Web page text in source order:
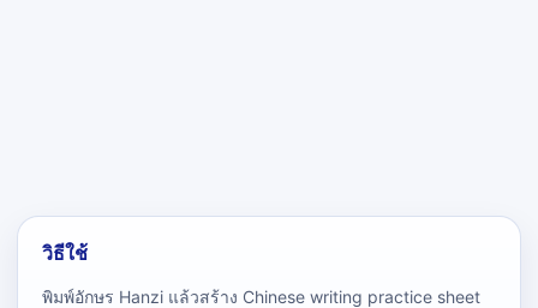
วิธีใช้
พิมพ์อักษร Hanzi แล้วสร้าง Chinese writing practice sheet